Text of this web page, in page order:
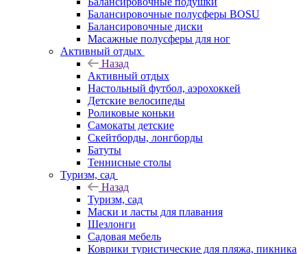
Балансировочные полусферы BOSU
Балансировочные диски
Масажные полусферы для ног
Активный отдых
Назад
Активный отдых
Настольный футбол, аэрохоккей
Детские велосипеды
Роликовые коньки
Самокаты детские
Скейтборды, лонгборды
Батуты
Теннисные столы
Туризм, сад
Назад
Туризм, сад
Маски и ласты для плавания
Шезлонги
Садовая мебель
Коврики туристические для пляжа, пикника